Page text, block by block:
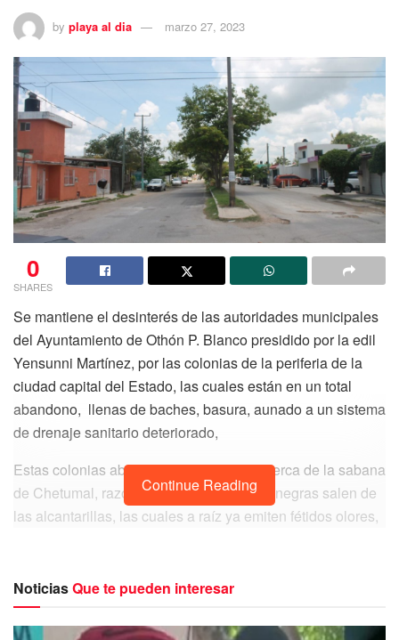
by playa al dia marzo 27, 2023
0
SHARES
Se mantiene el desinterés de las autoridades municipales
del Ayuntamiento de Othón P. Blanco presidido por la edil
Yensunni Martínez, por las colonias de la periferia de la
ciudad capital del Estado, las cuales están en un total
abandono, llenas de baches, basura, aunado a un sistema
de drenaje sanitario deteriorado,
Estas colonias abandonadas se ubican cerca de la sabana
de Chetumal, razón por la cual las aguas negras salen de
las alcantarillas, las cuales a raíz ya emiten fétidos olores,
Continue Reading
NoticiasQue te pueden interesar